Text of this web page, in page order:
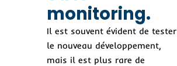
monitoring.
Il est souvent évident de tester
le nouveau développement,
mais il est plus rare de